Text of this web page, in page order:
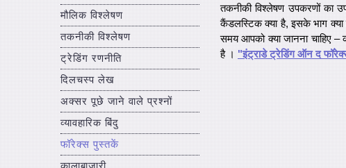
मौलिक विश्लेषण
तकनीकी विश्लेषण
ट्रेडिंग रणनीति
दिलचस्प लेख
अक्सर पूछे जाने वाले प्रश्नों
व्यावहारिक बिंदु
फॉरेक्स पुस्तकें
तकनीकी विश्लेषण उपकरणों का
कैंडलस्टिक क्या है, इसके भाग
समय आपको क्या जानना चाहिए –
है । "इंट्राडे ट्रेडिंग ऑन द